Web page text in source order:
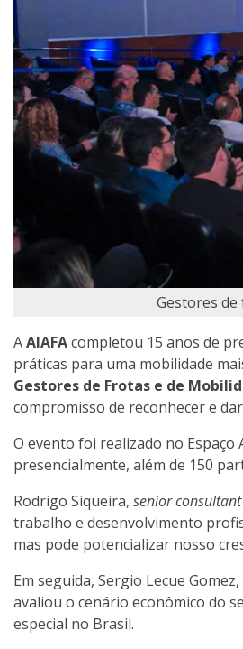
Gestores
AAIAFAcompletou 15 anos de
práticas para uma mobilidade
Gestores de Frotas e de
compromisso de reconhecer e
O evento foi realizado no Espaço
presencialmente, além de 150
Rodrigo Siqueira, senior consultant
trabalho e desenvolvimento
mas pode potencializar nosso
Em seguida, Sergio Lecue Gomez,
avaliou o cenário econômico do
especial no Brasil.